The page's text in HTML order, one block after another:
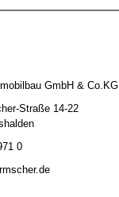
GmbH & Co.KG
Straße 14-22
0